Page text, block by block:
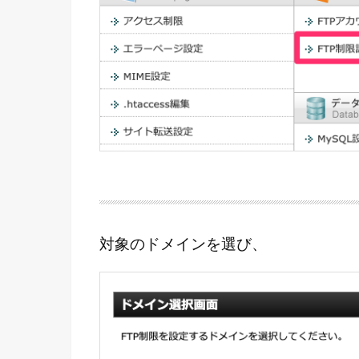
対象のドメインを選び、